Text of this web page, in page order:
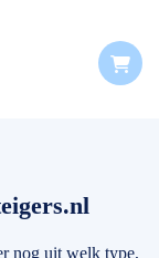
nog uit welk type,